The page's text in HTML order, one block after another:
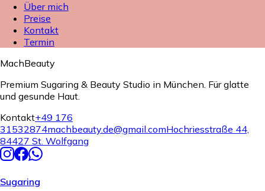
Über mich
Preise
Kontakt
Termin
MachBeauty
Premium Sugaring & Beauty Studio in München. Für glatte
und gesunde Haut.
Kontakt+49 176
31532874machbeauty.de@gmail.comHochriesstraße 44,
84427 St. Wolfgang
Sugaring